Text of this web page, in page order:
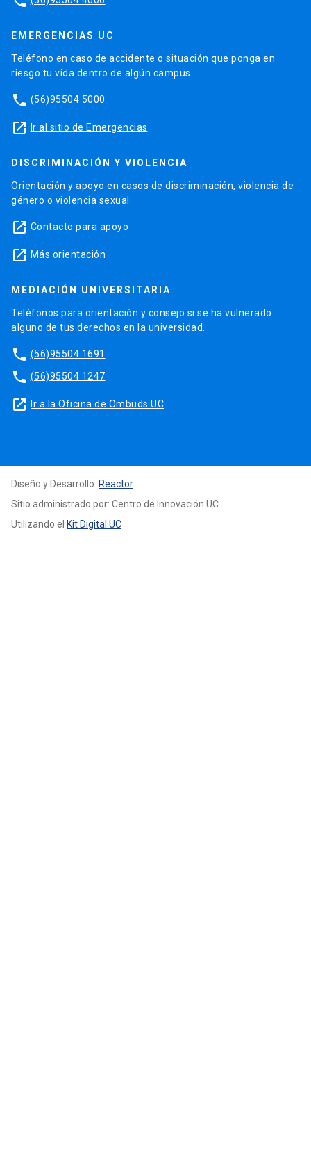
EMERGENCIAS UC
Teléfono en caso de accidente o situación que ponga en
riesgo tu vida dentro de algún campus.
phone (56)95504 5000
launch Ir al sitio de Emergencias
DISCRIMINACIÓN Y VIOLENCIA
Orientación y apoyo en casos de discriminación, violencia de
género o violencia sexual.
launch Contacto para apoyo
launch Más orientación
MEDIACIÓN UNIVERSITARIA
Teléfonos para orientación y consejo si se ha vulnerado
alguno de tus derechos en la universidad.
phone (56)95504 1691
phone (56)95504 1247
launch Ir a la Oficina de Ombuds UC
Diseño y Desarrollo: Reactor
Sitio administrado por: Centro de Innovación UC
Utilizando el Kit Digital UC